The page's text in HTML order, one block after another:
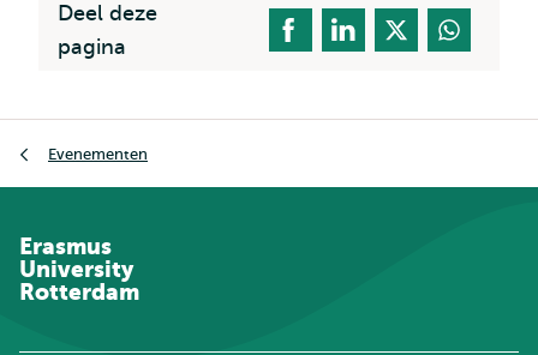
Deel deze
pagina
Evenementen
Erasmus
University
Rotterdam